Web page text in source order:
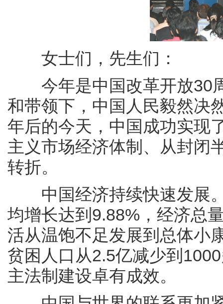
女士们，先生们：
今年是中国改革开放30
和带领下，中国人民毅然决
年后的今天，中国成功实现
主义市场经济体制、从封闭
转折。
中国经济持续快速发展。
均增长达到9.88%，经济总
活从温饱不足发展到总体小
贫困人口从2.5亿减少到
主法制建设卓有成效。